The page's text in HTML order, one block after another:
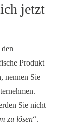
jetzt
Produkt
nennen Sie
Sie nicht
zu lösen“.